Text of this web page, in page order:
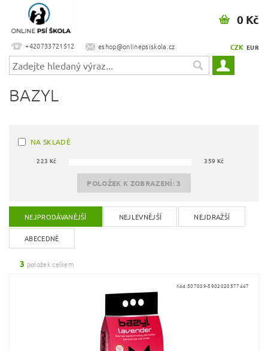
+420733721512 eshop@onlinepsiskola.cz CZK EUR
0 Kč
BAZYL
NA SKLADĚ
223 Kč 359 Kč
POLOŽEK K ZOBRAZENÍ:3
NEJPRODÁVANĚJŠÍ NEJLEVNĚJŠÍ NEJDRAŽŠÍ
ABECEDNĚ
3 položek celkem
Kód:507009-5902020577447